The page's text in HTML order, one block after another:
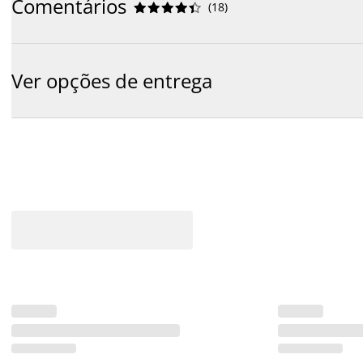
Comentários 




 (18)
Ver opções de entrega